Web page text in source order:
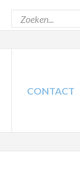
CONTACT